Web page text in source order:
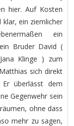
hier. Auf Kosten
klar, ein ziemlicher
ein
Bruder David (
Klinge ) zum
sich direkt
überlässt dem
Gegenwehr sein
ohne dass
mehr zu sagen,